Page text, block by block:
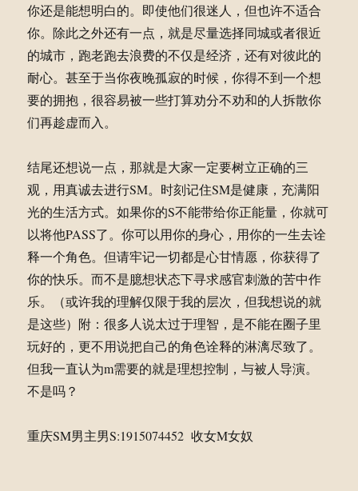
你还是能想明白的。即使他们很迷人，但也许不适合
你。除此之外还有一点，就是尽量选择同城或者很近
的城市，跑老跑去浪费的不仅是经济，还有对彼此的
耐心。甚至于当你夜晚孤寂的时候，你得不到一个想
要的拥抱，很容易被一些打算劝分不劝和的人拆散你
们再趁虚而入。
结尾还想说一点，那就是大家一定要树立正确的三
观，用真诚去进行SM。时刻记住SM是健康，充满阳
光的生活方式。如果你的S不能带给你正能量，你就可
以将他PASS了。你可以用你的身心，用你的一生去诠
释一个角色。但请牢记一切都是心甘情愿，你获得了
你的快乐。而不是臆想状态下寻求感官刺激的苦中作
乐。（或许我的理解仅限于我的层次，但我想说的就
是这些）附：很多人说太过于理智，是不能在圈子里
玩好的，更不用说把自己的角色诠释的淋漓尽致了。
但我一直认为m需要的就是理想控制，与被人导演。
不是吗？
重庆SM男主男S:1915074452 收女M女奴